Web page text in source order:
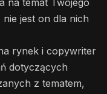
na temat Twojego
jest on dla nich
rynek i copywriter
dotyczących
z tematem,